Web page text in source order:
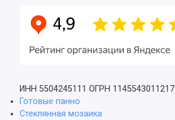
ИНН 5504245111 ОГРН 1145543011217
Готовые панно
Стеклянная мозаика